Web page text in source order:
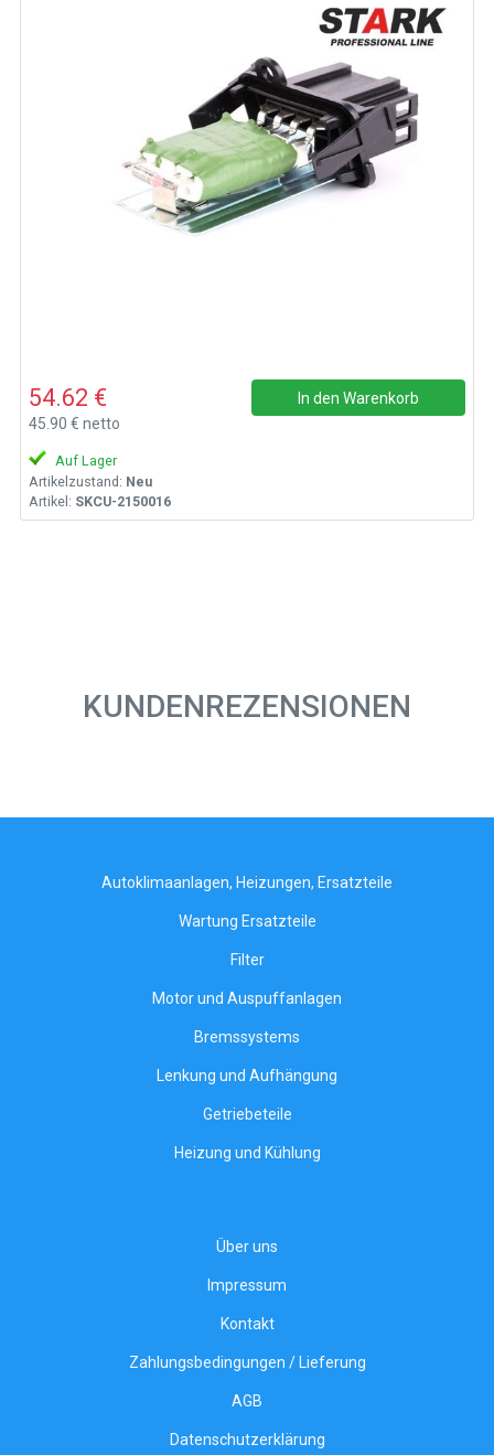
54.62 €
45.90 € netto
In den Warenkorb
Auf Lager
Artikelzustand: Neu
Artikel: SKCU-2150016
KUNDENREZENSIONEN
Autoklimaanlagen, Heizungen, Ersatzteile
Wartung Ersatzteile
Filter
Motor und Auspuffanlagen
Bremssystems
Lenkung und Aufhängung
Getriebeteile
Heizung und Kühlung
Über uns
Impressum
Kontakt
Zahlungsbedingungen / Lieferung
AGB
Datenschutzerklärung